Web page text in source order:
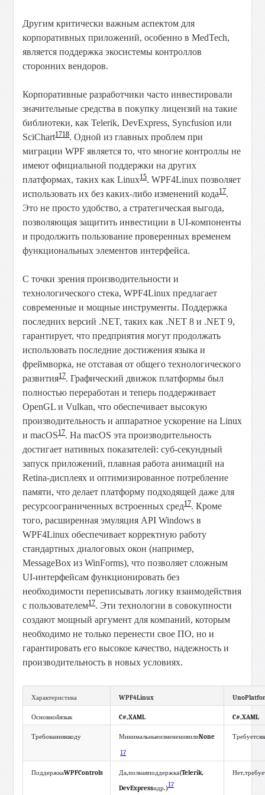
Другим критически важным аспектом для
корпоративных приложений, особенно в MedTech,
является поддержка экосистемы контроллов
сторонних вендоров.
Корпоративные разработчики часто инвестировали
значительные средства в покупку лицензий на такие
библиотеки, как Telerik, DevExpress, Syncfusion или
SciChart1718. Одной из главных проблем при
миграции WPF является то, что многие контроллы не
имеют официальной поддержки на других
платформах, таких как Linux15. WPF4Linux позволяет
использовать их без каких-либо изменений кода17.
Это не просто удобство, а стратегическая выгода,
позволяющая защитить инвестиции в UI-компоненты
и продолжить пользование проверенных временем
функциональных элементов интерфейса.
С точки зрения производительности и
технологического стека, WPF4Linux предлагает
современные и мощные инструменты. Поддержка
последних версий .NET, таких как .NET 8 и .NET 9,
гарантирует, что предприятия могут продолжать
использовать последние достижения языка и
фреймворка, не отставая от общего технологического
развития17. Графический движок платформы был
полностью переработан и теперь поддерживает
OpenGL и Vulkan, что обеспечивает высокую
производительность и аппаратное ускорение на Linux
и macOS17. На macOS эта производительность
достигает нативных показателей: суб-секундный
запуск приложений, плавная работа анимаций на
Retina-дисплеях и оптимизированное потребление
памяти, что делает платформу подходящей даже для
ресурсоограниченных встроенных сред17. Кроме
того, расширенная эмуляция API Windows в
WPF4Linux обеспечивает корректную работу
стандартных диалоговых окон (например,
MessageBox из WinForms), что позволяет сложным
UI-интерфейсам функционировать без
необходимости переписывать логику взаимодействия
с пользователем17. Эти технологии в совокупности
создают мощный аргумент для компаний, которым
необходимо не только перенести свое ПО, но и
гарантировать его высокое качество, надежность и
производительность в новых условиях.
Характеристика WPF4Linux Uno
Основнойязык C#,XAML C#,XAML
Требованияккоду МинимальныеизмененияилиNone
17
Требуется
ПоддержкаWPFControls Да,полнаяподдержка(Telerik,
DevExpressидр.)17
Нет,